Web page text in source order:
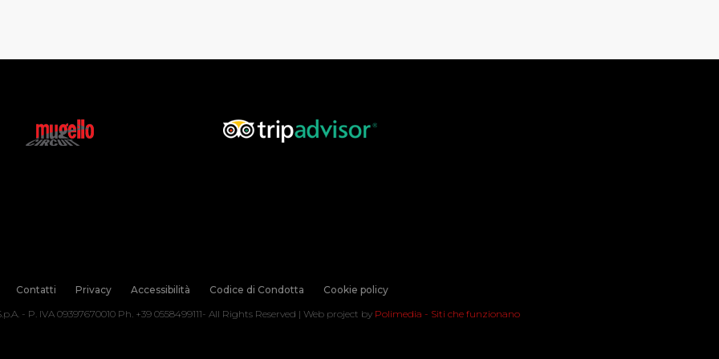
Contatti Privacy Accessibilità Codice di Condotta
Cookie policy
- P. IVA 09397670010 Ph. +39 0558499111- All Rights Reserved | Web project by Polimedia - Siti che funzionano